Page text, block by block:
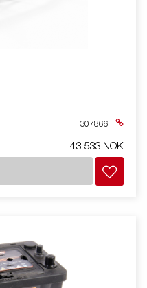
307866
43 533 NOK